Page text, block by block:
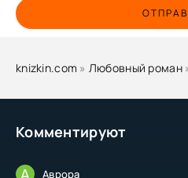
Комментируют
А Аврора
knizkin.com » Любовный роман